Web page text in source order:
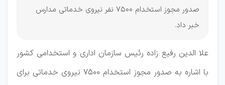
صدور مجوز استخدام ۷۵۰۰ نفر نیروی خدماتی مدارس
خبر داد.
علا الدین رفیع زاده رئیس سازمان اداری و استخدامی کشور
با اشاره به صدور مجوز استخدام ۷۵۰۰ نیروی خدماتی برای